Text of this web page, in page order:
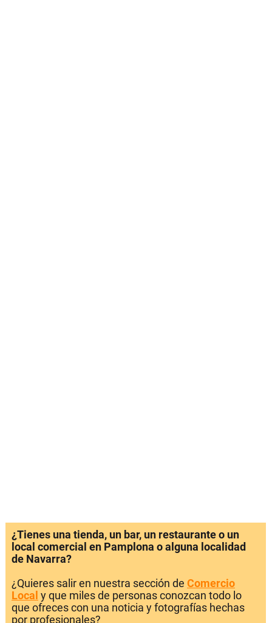
¿Tienes una tienda, un bar, un restaurante o un
local comercial en Pamplona o alguna localidad
de Navarra?
¿Quieres salir en nuestra sección de Comercio
Local y que miles de personas conozcan todo lo
que ofreces con una noticia y fotografías hechas
por profesionales?